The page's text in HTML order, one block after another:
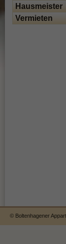
Hausmeister
Vermieten
© Boltenhagener